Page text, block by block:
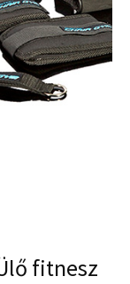
fitnesz